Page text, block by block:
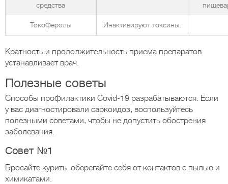
средства
Токоферолы Инактивируют токсины.
Кратность и продолжительность приема препаратов
устанавливает врач.
Полезные советы
Способы профилактики Covid-19 разрабатываются. Если
у вас диагностировали саркоидоз, воспользуйтесь
полезными советами, чтобы не допустить обострения
заболевания.
Совет №1
Бросайте курить. оберегайте себя от контактов с пылью и
химикатами.